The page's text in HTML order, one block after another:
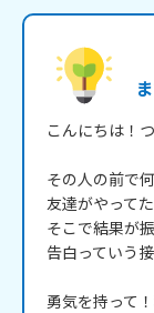
こんにちは！
その人の前で
友達がやって
そこで結果が
告白っていう
勇気を持って